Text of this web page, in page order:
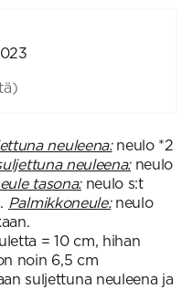
neuleena:neulo *2
neuleena:neulo
tasona:neulo s:t
Palmikkoneule:neulo
= 10 cm, hihan
noin 6,5 cm
suljettuna neuleena ja